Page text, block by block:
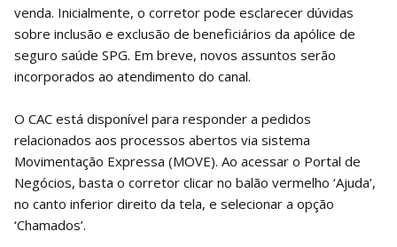
venda. Inicialmente, o corretor pode esclarecer dúvidas
sobre inclusão e exclusão de beneficiários da apólice de
seguro saúde SPG. Em breve, novos assuntos serão
incorporados ao atendimento do canal.
O CAC está disponível para responder a pedidos
relacionados aos processos abertos via sistema
Movimentação Expressa (MOVE). Ao acessar o Portal de
Negócios, basta o corretor clicar no balão vermelho ‘Ajuda’,
no canto inferior direito da tela, e selecionar a opção
‘Chamados’.